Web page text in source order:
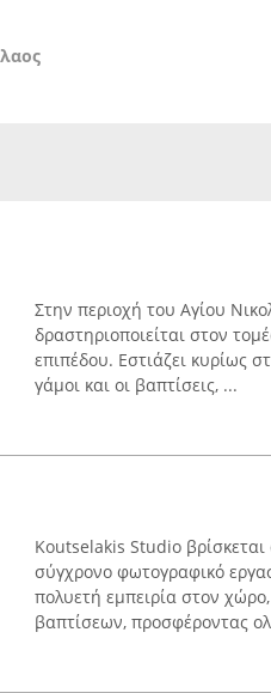
Στην περιοχή του Αγίου
δραστηριοποιείται στον
επιπέδου. Εστιάζει κυρίως
γάμοι και οι βαπτίσεις, ...
Koutselakis Studio βρίσκεται
σύγχρονο φωτογραφικό
πολυετή εμπειρία στον
βαπτίσεων, προσφέροντας